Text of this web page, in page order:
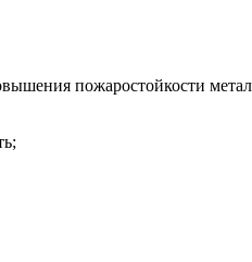
пожаростойкости